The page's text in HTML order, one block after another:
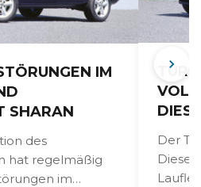
IM
SHARAN
des
hat regelmäßig
im
Der